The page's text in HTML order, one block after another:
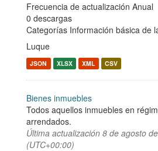
Frecuencia de actualización Anual
0 descargas
Categorías Información básica de
Luque
JSON XLSX XML CSV
Bienes inmuebles
Todos aquellos inmuebles en
arrendados.
Última actualización 8 de agosto
(UTC+00:00)